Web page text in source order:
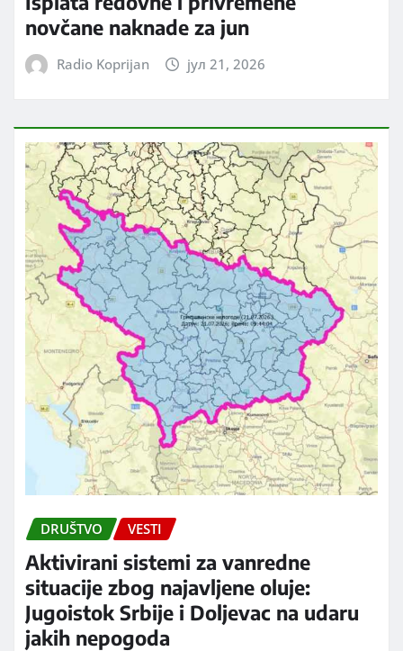
novčane naknade za jun
Radio Koprijan јул 21, 2026
DRUŠTVO VESTI
Aktivirani sistemi za vanredne
situacije zbog najavljene oluje:
Jugoistok Srbije i Doljevac na udaru
jakih nepogoda